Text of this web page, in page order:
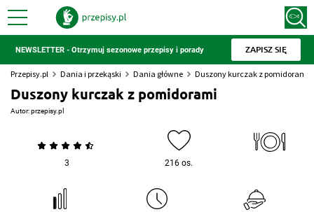
NEWSLETTER - Otrzymuj sezonowe przepisy i porady ZAPISZ SIĘ
Przepisy.pl Dania i przekąski Dania główne Duszony kurczak z pomidorami
Duszony kurczak z pomidorami
Autor:przepisy.pl
3 216 os.